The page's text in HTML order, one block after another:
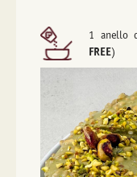
1 anello
FREE)